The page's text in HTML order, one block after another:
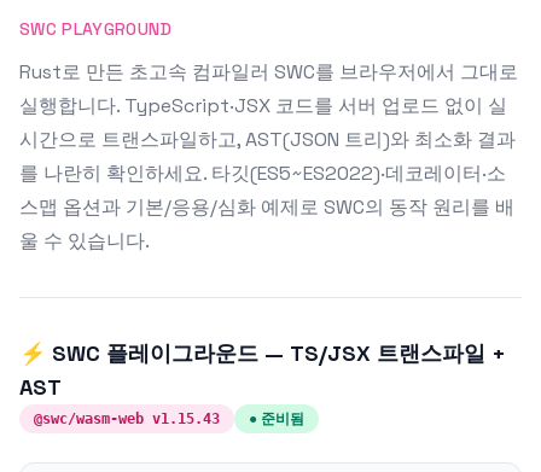
SWC PLAYGROUND
Rust로 만든 초고속 컴파일러 SWC를 브라우저에서 그대로
실행합니다. TypeScript·JSX 코드를 서버 업로드 없이 실
시간으로 트랜스파일하고, AST(JSON 트리)와 최소화 결과
를 나란히 확인하세요. 타깃(ES5~ES2022)·데코레이터·소
스맵 옵션과 기본/응용/심화 예제로 SWC의 동작 원리를 배
울 수 있습니다.
⚡ SWC 플레이그라운드 — TS/JSX 트랜스파일 +
AST
@swc/wasm-web v1.15.43 ● 준비됨